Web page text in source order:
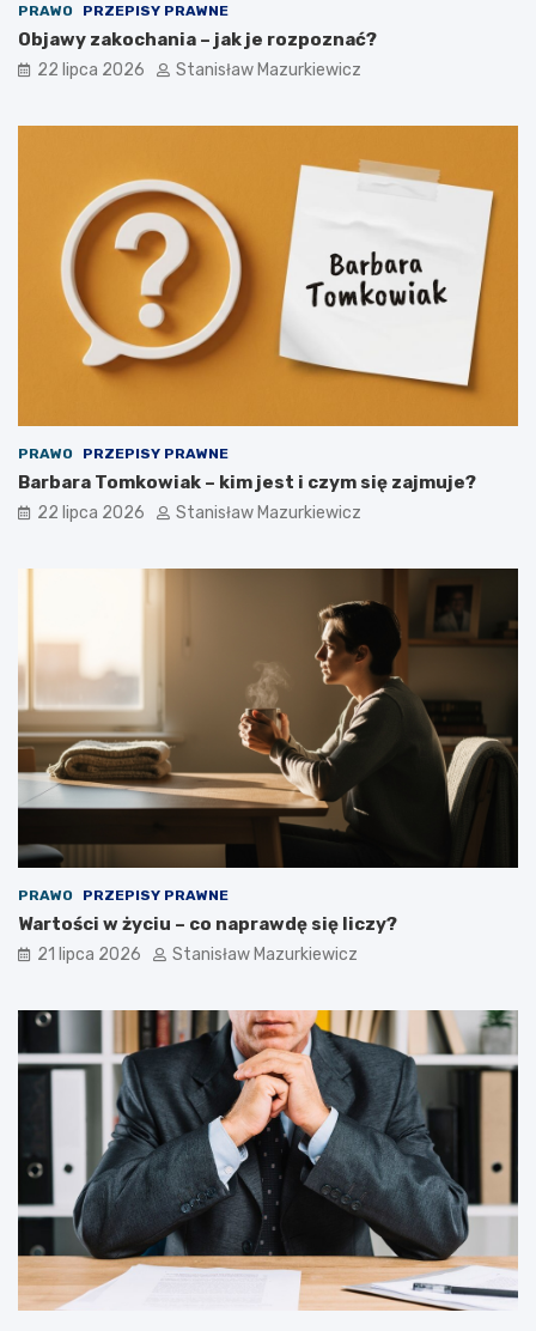
PRAWO PRZEPISY PRAWNE
Objawy zakochania – jak je rozpoznać?
22 lipca 2026 Stanisław Mazurkiewicz
PRAWO PRZEPISY PRAWNE
Barbara Tomkowiak – kim jest i czym się zajmuje?
22 lipca 2026 Stanisław Mazurkiewicz
PRAWO PRZEPISY PRAWNE
Wartości w życiu – co naprawdę się liczy?
21 lipca 2026 Stanisław Mazurkiewicz